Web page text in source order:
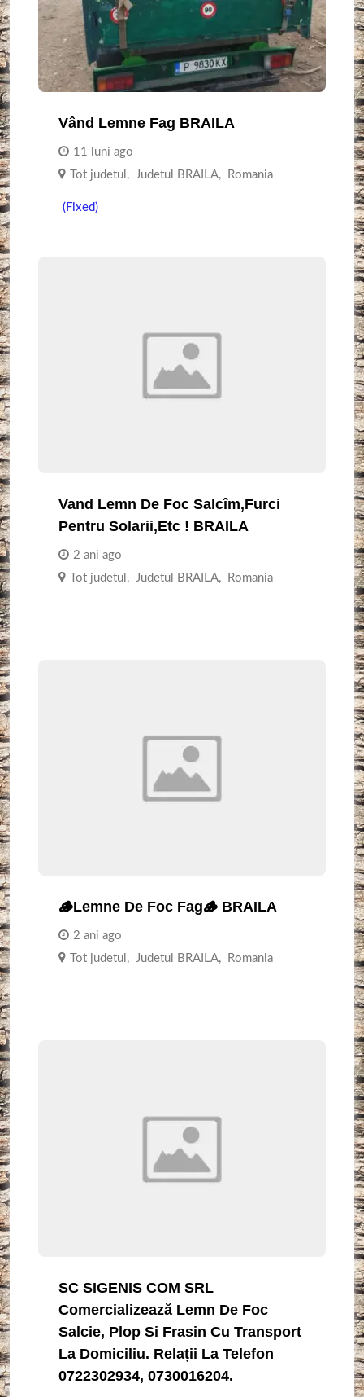
Vând Lemne Fag BRAILA
11 luni ago
Tot judetul , Judetul BRAILA, Romania
(Fixed)
Vand Lemn De Foc Salcîm,furci
Pentru Solarii,etc ! BRAILA
2 ani ago
Tot judetul , Judetul BRAILA, Romania
🪵Lemne De Foc Fag🪵 BRAILA
2 ani ago
Tot judetul , Judetul BRAILA, Romania
SC SIGENIS COM SRL
Comercializează Lemn De Foc
Salcie, Plop Si Frasin Cu Transport
La Domiciliu. Relații La Telefon
0722302934, 0730016204.